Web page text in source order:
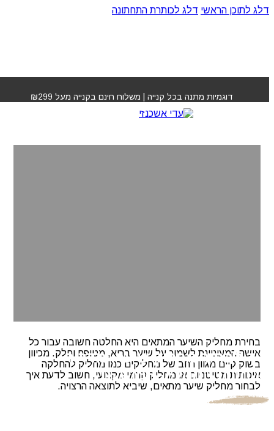
דלג לתוכן הראשי דלג לכותרת התחתונה
דוגמיות מתנה בכל קנייה | משלוח חינם בקנייה מעל ₪299
איך לבחור מחליק שיער: מדריך
לבחירת המחליק המושלם
בחירת מחליק השיער המתאים היא החלטה חשובה עבור כל
אישה המעוניינת לשמור על שיער בריא, מטופח וחלק. מכיוון
בשוק קיים מגוון רחב של מחליקים כמו מחליק להחלקה
איכותית מטיטניום או מחליק קרמי מקצועי, חשוב לדעת איך
לבחור מחליק שיער מתאים, שיביא לתוצאה הרצויה.